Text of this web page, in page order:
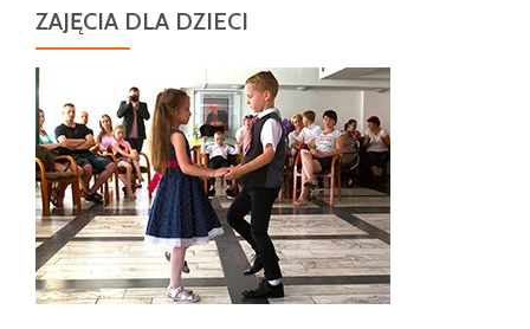
ZAJĘCIA DLA DZIECI